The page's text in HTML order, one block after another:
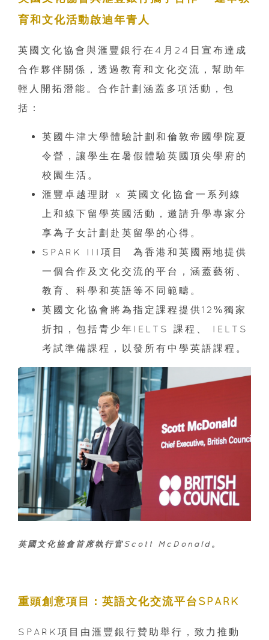
育和文化活動啟迪年青人
英國文化協會與滙豐銀行在4月24日宣布達成
合作夥伴關係，透過教育和文化交流，幫助年
輕人開拓潛能。合作計劃涵蓋多項活動，包
括：
英國牛津大學體驗計劃和倫敦帝國學院夏
令營，讓學生在暑假體驗英國頂尖學府的
校園生活。
滙豐卓越理財 x 英國文化協會一系列線
上和線下留學英國活動，邀請升學專家分
享為子女計劃赴英留學的心得。
SPARK III項目 為香港和英國兩地提供
一個合作及文化交流的平台，涵蓋藝術、
教育、科學和英語等不同範疇。
英國文化協會將為指定課程提供12%獨家
折扣，包括青少年IELTS 課程、 IELTS
考試準備課程，以發所有中學英語課程。
英國文化協會首席執行官Scott McDonald。
重頭創意項目：英語文化交流平台SPARK
SPARK項目由滙豐銀行贊助舉行，致力推動